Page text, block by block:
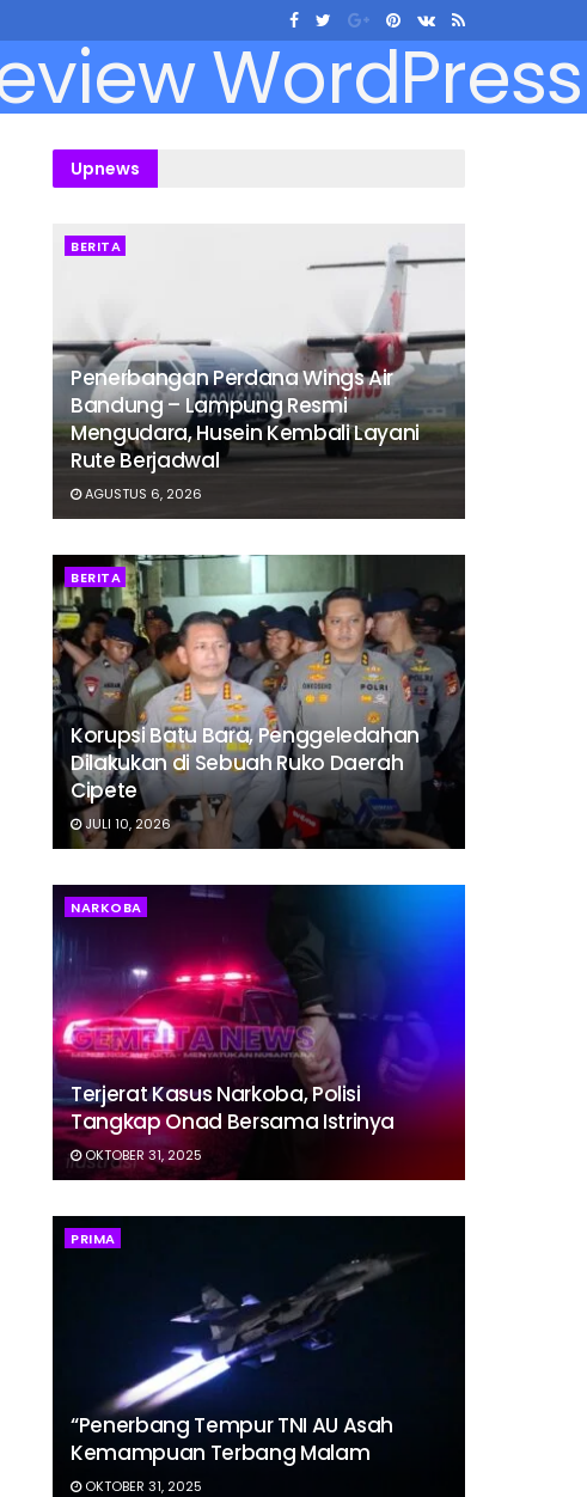
Upnews
BERITA
Penerbangan Perdana Wings Air
Bandung – Lampung Resmi
Mengudara, Husein Kembali Layani
Rute Berjadwal
AGUSTUS 6, 2026
BERITA
Korupsi Batu Bara, Penggeledahan
Dilakukan di Sebuah Ruko Daerah
Cipete
JULI 10, 2026
NARKOBA
Terjerat Kasus Narkoba, Polisi
Tangkap Onad Bersama Istrinya
OKTOBER 31, 2025
PRIMA
“Penerbang Tempur TNI AU Asah
Kemampuan Terbang Malam
OKTOBER 31, 2025